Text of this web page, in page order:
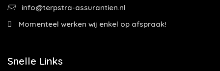
info@terpstra-assurantien.nl
Momenteel werken wij enkel op afspraak!
Snelle Links